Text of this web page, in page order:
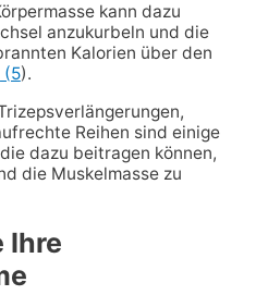
kann dazu
anzukurbeln und die
Kalorien über den
(5).
Reihen sind einige
dazu beitragen können,
die Muskelmasse zu
Ihre